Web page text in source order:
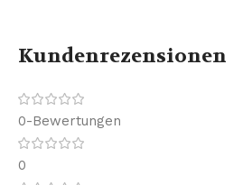
Kundenrezensionen
0-Bewertungen
0